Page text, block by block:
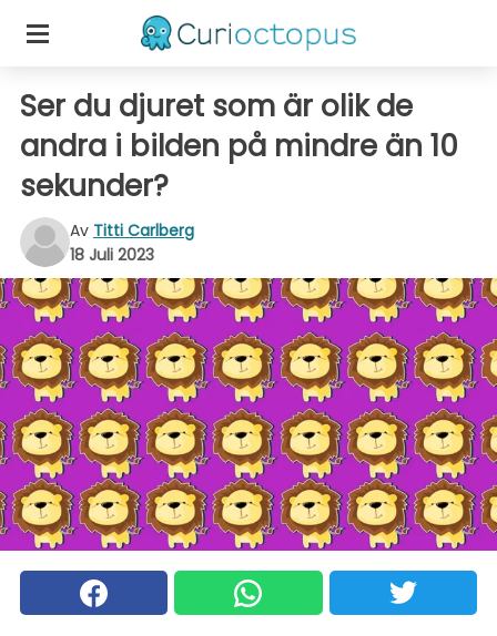
Ser du djuret som är olik de
andra i bilden på mindre än 10
sekunder?
Av Titti Carlberg
18 Juli 2023